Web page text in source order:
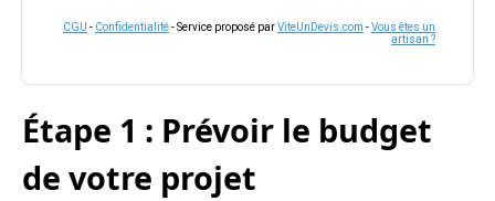
CGU - Confidentialité- Service proposé parViteUnDevis.com -Vous êtes un
artisan ?
Étape 1 : Prévoir le budget
de votre projet